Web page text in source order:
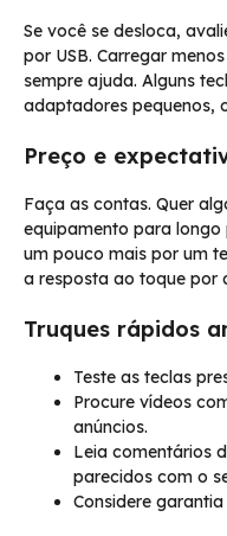
Se você se desloca,
por USB. Carregar
sempre ajuda. Alguns
adaptadores pequenos,
Preço e
Faça as contas. Quer
equipamento para longo
um pouco mais por um
a resposta ao toque por
Truques rápidos
Teste as teclas
Procure vídeos
anúncios.
Leia comentários
parecidos com o
Considere